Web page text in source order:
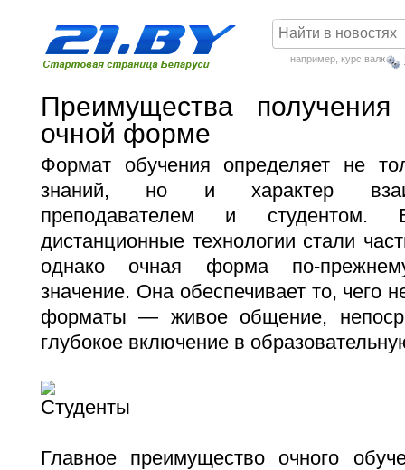
например, курс валют
Преимущества
очной форме
Формат обучения определяет не
знаний, но и характер
преподавателем и
дистанционные технологии стали
однако очная форма по-
значение. Она обеспечивает то, чего
форматы — живое общение,
глубокое включение в
Главное преимущество очного